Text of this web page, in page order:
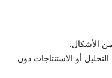
من الأشكال.
أو الاستنتاجات دون